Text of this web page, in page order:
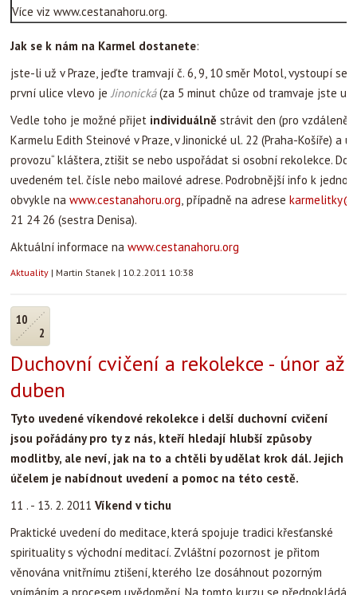
Více viz www.cestanahoru.org.
Jak se k nám na Karmel dostanete:
jste-li už v Praze, jeďte tramvají č. 6, 9, 10 směr Motol, vystoupí se
první ulice vlevo jeJinonická(za 5 minut chůze od tramvaje jste u
Vedle toho je možné přijet individuálně strávit den (pro
Karmelu Edith Steinové v Praze, v Jinonické ul. 22 (Praha-Košíře) a
provozu“ kláštera, ztišit se nebo uspořádat si osobní rekolekce.
uvedeném tel. čísle nebo mailové adrese. Podrobnější info k
obvykle na www.cestanahoru.org, případně na adrese
21 24 26 (sestra Denisa).
Aktuální informace na www.cestanahoru.org
Aktuality | Martin Stanek | 10.2.2011 10:38
10
2
Duchovní cvičení a rekolekce - únor až
duben
Tyto uvedené víkendové rekolekce i delší duchovní cvičení
jsou pořádány pro ty z nás, kteří hledají hlubší způsoby
modlitby, ale neví, jak na to a chtěli by udělat krok dál. Jejich
účelem je nabídnout uvedení a pomoc na této cestě.
11 . - 13. 2. 2011 Víkend v tichu
Praktické uvedení do meditace, která spojuje tradici křesťanské
spirituality s východní meditací. Zvláštní pozornost je přitom
věnována vnitřnímu ztišení, kterého lze dosáhnout pozorným